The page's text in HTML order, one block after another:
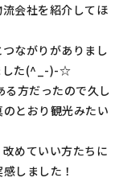
会社を紹介してほ
ながりがありまし
した(^_-)-☆
方だったので久し
とおり観光みたい
めていい方たちに
しました！